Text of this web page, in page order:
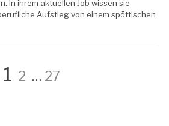
In ihrem aktuellen Job wissen sie
Aufstieg von einem spöttischen
Page
1 Page
2 … Page
27